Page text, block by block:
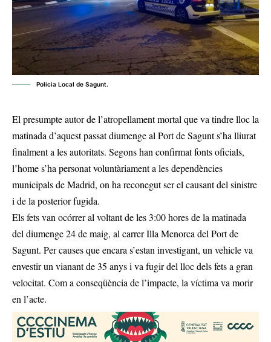
Policia Local de Sagunt.
El presumpte autor de l’atropellament mortal que va tindre lloc la
matinada d’aquest passat diumenge al Port de Sagunt s’ha lliurat
finalment a les autoritats. Segons han confirmat fonts oficials,
l’home s’ha personat voluntàriament a les dependències
municipals de Madrid, on ha reconegut ser el causant del sinistre
i de la posterior fugida.
Els fets van ocórrer al voltant de les 3:00 hores de la matinada
del diumenge 24 de maig, al carrer Illa Menorca del Port de
Sagunt. Per causes que encara s’estan investigant, un vehicle va
envestir un vianant de 35 anys i va fugir del lloc dels fets a gran
velocitat. Com a conseqüència de l’impacte, la víctima va morir
en l’acte.